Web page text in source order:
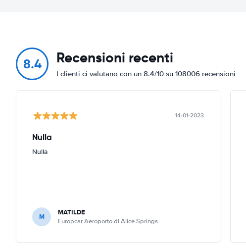
8.4 Recensioni recenti
I clienti ci valutano con un 8.4/10 su 108006 recensioni
14-01-2023
Nulla
Nulla
M MATILDE
Europcar Aeroporto di Alice Springs